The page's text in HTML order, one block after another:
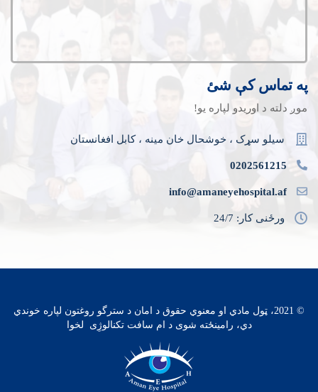
په تماس کې شئ
موږ دلته د اوریدو لپاره یو!
سیلو سړک ، خوشحال خان مینه ، کابل افغانستان
0202561215
info@amaneyehospital.af
ورځنی کار: 24/7
© 2021، ټول مادي او معنوي حقوق د امان د سترگو روغتون لپاره خوندي‌
دي، رامینځته شوی د ام سافت تکنالوژِی لخوا